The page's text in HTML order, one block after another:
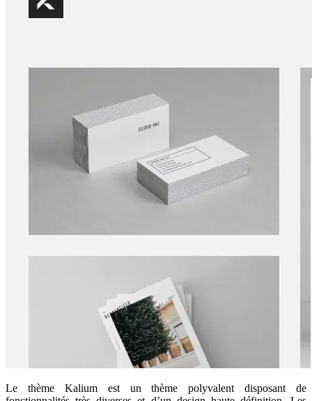
Le thème Kalium est un thème polyvalent disposant de